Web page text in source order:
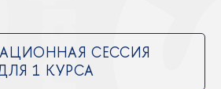
СЕССИЯ
1 КУРСА